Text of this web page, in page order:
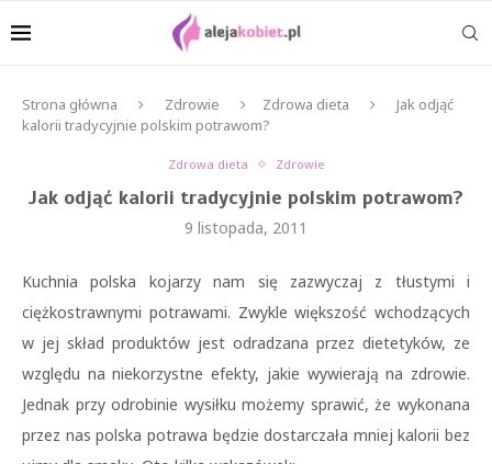
Strona główna Zdrowie Zdrowa dieta
Jak odjąć
kalorii tradycyjnie polskim potrawom?
Zdrowa dieta Zdrowie
Jak odjąć kalorii tradycyjnie polskim potrawom?
9 listopada, 2011
Kuchnia polska kojarzy nam się zazwyczaj z tłustymi i
ciężkostrawnymi potrawami. Zwykle większość wchodzących
w jej skład produktów jest odradzana przez dietetyków, ze
względu na niekorzystne efekty, jakie wywierają na zdrowie.
Jednak przy odrobinie wysiłku możemy sprawić, że wykonana
przez nas polska potrawa będzie dostarczała mniej kalorii bez